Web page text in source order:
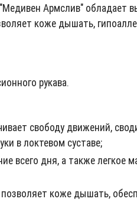
Армслив" обладает
коже дышать,
рукава.
свободу движений,
в локтевом суставе;
всего дня, а также легкое
коже дышать,